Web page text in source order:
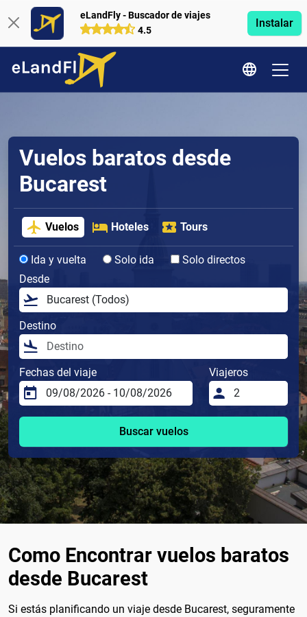
eLandFly - Buscador de viajes
4.5
Instalar
Vuelos baratos desde
Bucarest
Vuelos Hoteles Tours
Ida y vuelta Solo ida
Solo directos
Desde
Destino
Fechas del viaje Viajeros
Buscar vuelos
Como Encontrar vuelos baratos
desde Bucarest
Si estás planificando un viaje desde Bucarest, seguramente